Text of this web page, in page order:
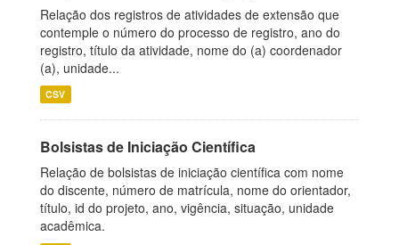
Relação dos registros de atividades de extensão que
contemple o número do processo de registro, ano do
registro, título da atividade, nome do (a) coordenador
(a), unidade...
CSV
Bolsistas de Iniciação Científica
Relação de bolsistas de iniciação científica com nome
do discente, número de matrícula, nome do orientador,
título, id do projeto, ano, vigência, situação, unidade
acadêmica.